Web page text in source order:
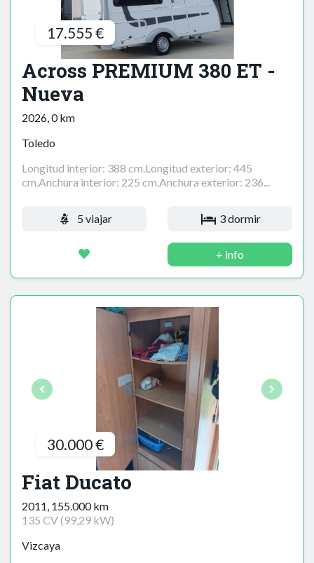
17.555 €
Across PREMIUM 380 ET -
Nueva
2026, 0 km
Toledo
Longitud interior: 388 cm.Longitud exterior: 445
cm.Anchura interior: 225 cm.Anchura exterior: 236...
5 viajar 3 dormir
+ info
30.000 €
Fiat Ducato
2011, 155.000 km
135 CV (99,29 kW)
Vizcaya